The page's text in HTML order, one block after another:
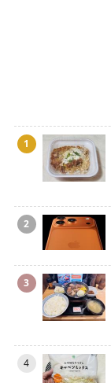
1
2
3
4